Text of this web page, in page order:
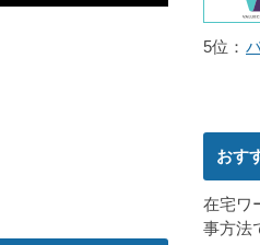
5位：
おす
在宅ワ
事方法